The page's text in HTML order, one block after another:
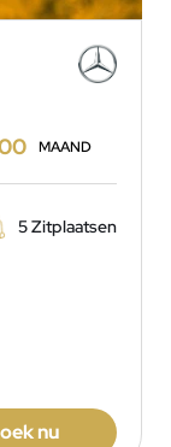
MAAND
5 Zitplaatsen
nu